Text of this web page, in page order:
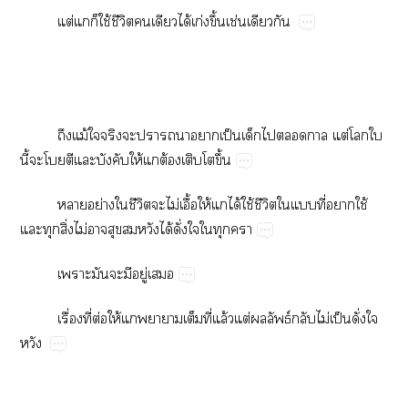
ต่​​​ใช้​ี​​​ได้​ก่​ึ้​ช่​​
​ม้​​​​​​ป็​​​​ ต่​​​
ี้​​​​​​ให้​​ต้​​​ึ้
​ย่​​ี​​ไม่​ื้​ให้​​ได้​ใช้​ี​​​ี่​​ใช้​
​​ิ่​ไม่​​​​​ได้​ั่​​​​
​​​​ู่​
ื่​ี่​ต่​ให้​​​​ี่​ล้​ต่​​ธ์​​ไม่​ป็​ั่​​
